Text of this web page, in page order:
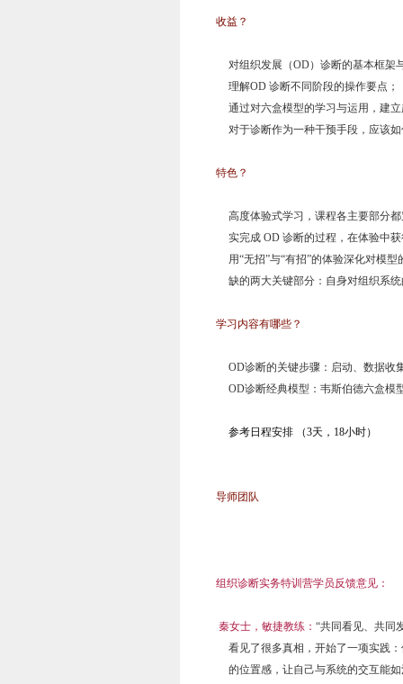
收益？
对组织发展（OD）诊断的基本框架
理解OD 诊断不同阶段的操作要点；
通过对六盒模型的学习与运用，建
对于诊断作为一种干预手段，应该
特色？
高度体验式学习，课程各主要部分
实完成 OD 诊断的过程，在体验中
用“无招”与“有招”的体验深化对模
缺的两大关键部分：自身对组织系
学习内容有哪些？
OD诊断的关键步骤：启动、数据收
OD诊断经典模型：韦斯伯德六盒模
参考日程安排 （3天，18小时）
导师团队
组织诊断实务特训营学员反馈意见：
秦女士，敏捷教练：“共同看见、共同
看见了很多真相，开始了一项实践
的位置感，让自己与系统的交互能